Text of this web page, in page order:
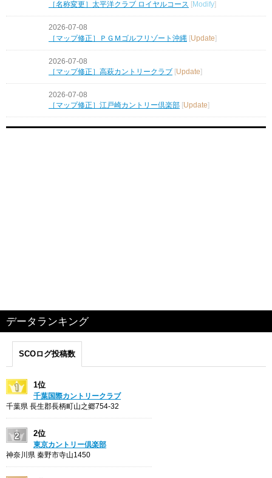
［名称変更］太平洋クラブ ロイヤルコース [Modify]
2026-07-08
［マップ修正］ＰＧＭゴルフリゾート沖縄 [Update]
2026-07-08
［マップ修正］高萩カントリークラブ [Update]
2026-07-08
［マップ修正］江戸崎カントリー倶楽部 Update
データランキング
SCOログ投稿数
1位
千葉国際カントリークラブ
千葉県 長生郡長柄町山之郷754-32
2位
東京カントリー倶楽部
神奈川県 秦野市寺山1450